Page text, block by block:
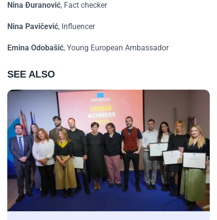
Nina Đuranović, Fact checker
Nina Pavičević, Influencer
Emina Odobašić, Young European Ambassador
SEE ALSO